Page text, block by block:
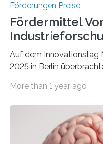
Förderungen Preise
Fördermittel
Auf dem Innovationstag
2025 in Berlin
Überplanmäßige
Woche vom
anderem zur
More than 1 year ago